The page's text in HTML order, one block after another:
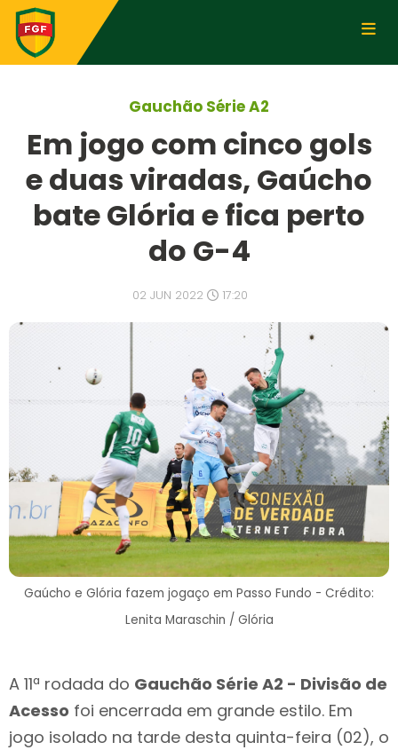
Gauchão Série A2
Em jogo com cinco gols
e duas viradas, Gaúcho
bate Glória e fica perto
do G-4
02 JUN 2022 17:20
Gaúcho e Glória fazem jogaço em Passo Fundo - Crédito:
Lenita Maraschin / Glória
A 11ª rodada do Gauchão Série A2 - Divisão de
Acesso foi encerrada em grande estilo. Em
jogo isolado na tarde desta quinta-feira (02), o